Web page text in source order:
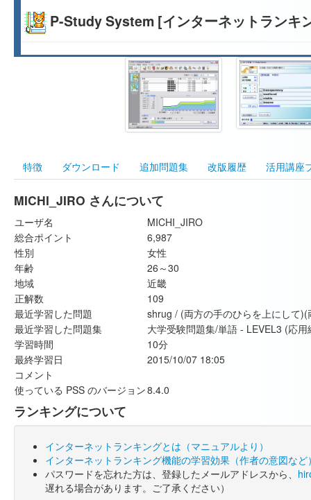
P-Study System [インターネットランキ
特徴 ダウンロード 追加問題集 改版履歴 活用講座
MICHI_JIRO さんについて
ユーザ名
MICHI_JIRO
総合ポイント
6,987
性別
女性
年齢
26～30
地域
近畿
正解数
109
最近学習した問題
shrug / (両方の手のひらを上にして
最近学習した問題集
大学受験問題集/単語 - LEVEL3 (応用
学習時間
10分
最終学習日
2015/10/07 18:05
コメント
使っている PSS のバージョン8.4.0
ランキングについて
インターネットランキングとは（マニュアルより）
インターネットランキング機能の学習効果（作者の意図など
パスワードを忘れた方は、登録したメールアドレスから、
遅れる場合があります。ご了承ください）